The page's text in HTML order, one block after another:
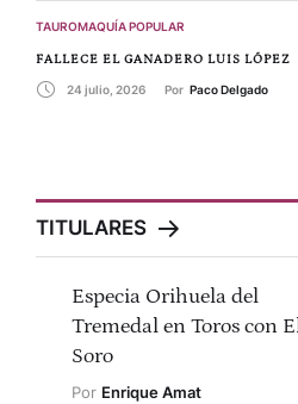
TAUROMAQUÍA POPULAR
FALLECE EL GANADERO LUIS LÓPEZ
24 julio, 2026 Por Paco Delgado
TITULARES
Especia Orihuela del
Tremedal en Toros con
Soro
Por Enrique Amat